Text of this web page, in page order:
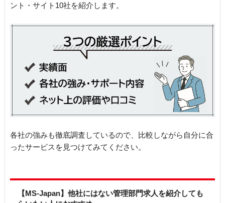
ント・サイト10社を紹介します。
各社の強みも徹底調査しているので、比較しながら自分に合
ったサービスを見つけてみてください。
【MS-Japan】他社にはない管理部門求人を紹介しても